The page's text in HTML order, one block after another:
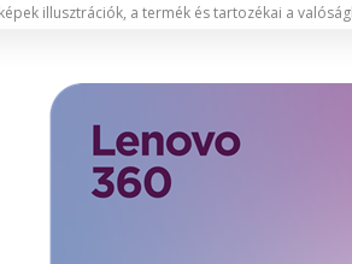
illusztrációk, a termék és tartozékai a